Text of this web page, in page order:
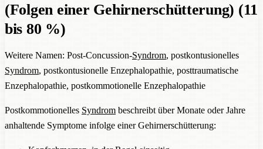
(Folgen einer Gehirnerschütterung) (11
bis 80 %)
Weitere Namen: Post-Concussion-Syndrom, postkontusionelles
Syndrom, postkontusionelle Enzephalopathie, posttraumatische
Enzephalopathie, postkommotionelle Enzephalopathie
Postkommotionelles Syndrom beschreibt über Monate oder Jahre
anhaltende Symptome infolge einer Gehirnerschütterung: